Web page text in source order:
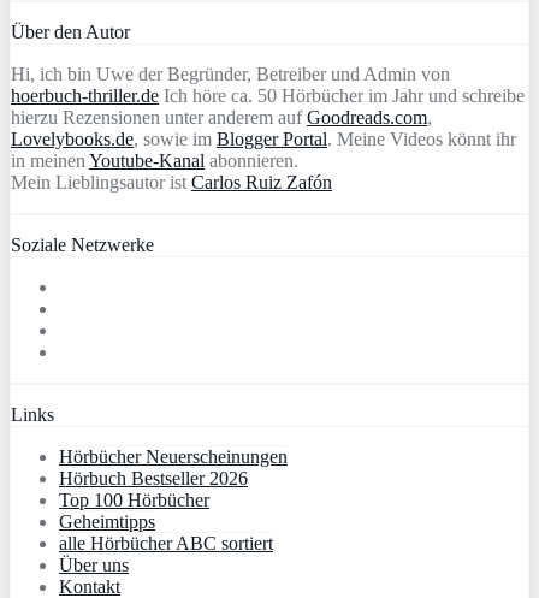
Über den Autor
Hi, ich bin Uwe der Begründer, Betreiber und Admin von
hoerbuch-thriller.de Ich höre ca. 50 Hörbücher im Jahr und schreibe
hierzu Rezensionen unter anderem aufGoodreads.com,
Lovelybooks.de, sowie im Blogger Portal. Meine Videos könnt ihr
in meinen Youtube-Kanal abonnieren.
Mein Lieblingsautor ist Carlos Ruiz Zafón
Soziale Netzwerke
Links
Hörbücher Neuerscheinungen
Hörbuch Bestseller 2026
Top 100 Hörbücher
Geheimtipps
alle Hörbücher ABC sortiert
Über uns
Kontakt